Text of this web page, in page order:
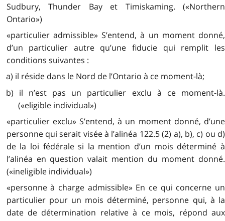
Sudbury, Thunder Bay et Timiskaming. («Northern
Ontario»)
«particulier admissible» S’entend, à un moment donné,
d’un particulier autre qu’une fiducie qui remplit les
conditions suivantes :
a) il réside dans le Nord de l’Ontario à ce moment-là;
b) il n’est pas un particulier exclu à ce moment-là.
(«eligible individual»)
«particulier exclu» S’entend, à un moment donné, d’une
personne qui serait visée à l’alinéa 122.5 (2) a), b), c) ou d)
de la loi fédérale si la mention d’un mois déterminé à
l’alinéa en question valait mention du moment donné.
(«ineligible individual»)
«personne à charge admissible» En ce qui concerne un
particulier pour un mois déterminé, personne qui, à la
date de détermination relative à ce mois, répond aux